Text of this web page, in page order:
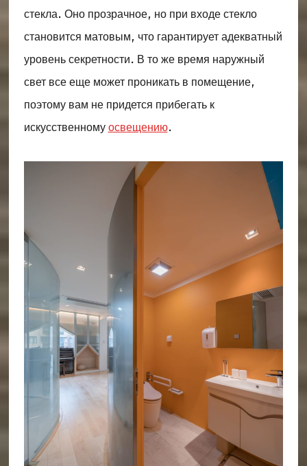
стекла. Оно прозрачное, но при входе стекло
становится матовым, что гарантирует адекватный
уровень секретности. В то же время наружный
свет все еще может проникать в помещение,
поэтому вам не придется прибегать к
искусственномуосвещению.